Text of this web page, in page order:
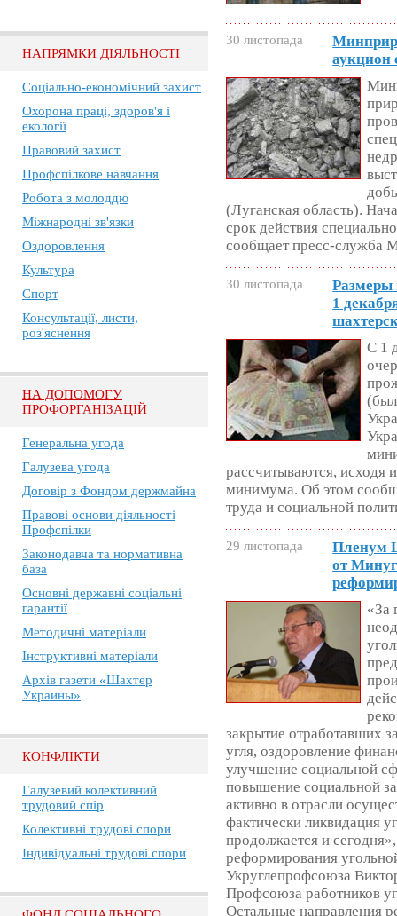
НАПРЯМКИ ДІЯЛЬНОСТІ
Соціально-економічний захист
Охорона праці, здоров'я і
екології
Правовий захист
Профспілкове навчання
Робота з молоддю
Міжнародні зв'язки
Оздоровлення
Культура
Спорт
Консультації, листи,
роз'яснення
НА ДОПОМОГУ
ПРОФОРГАНІЗАЦІЙ
Генеральна угода
Галузева угода
Договір з Фондом держмайна
Правові основи діяльності
Профспілки
Законодавча та нормативна
база
Основні державні соціальні
гарантії
Методичні матеріали
Інструктивні матеріали
Архів газети «Шахтер
Украины»
КОНФЛІКТИ
Галузевий колективний
трудовий спір
Колективні трудові спори
Індивідуальні трудові спори
30 листопада
аукцион
(Луганская область).
срок действия
сообщает пресс-служба
30 листопада
Размеры
1
С 1
рассчитываются, исходя
минимума. Об этом
труда и социальной
29 листопада
Пленум
от
«За
закрытие отработавших
угля, оздоровление
улучшение социальной
повышение социальной
активно в отрасли
фактически ликвидация
продолжается и
реформирования
Укруглепрофсоюза
Профсоюза работников
Остальные направления